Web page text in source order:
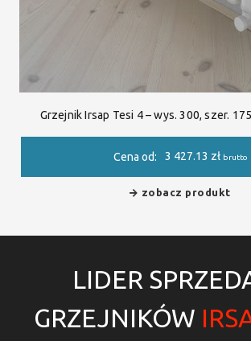
Grzejnik Irsap Tesi 4 – wys. 300, szer.
Cena od: 3 427.13 zł brutto
zobacz produkt
LIDER
GRZEJNIKÓW